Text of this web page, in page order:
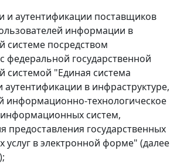
и аутентификации поставщиков
информации в
посредством
федеральной государственной
"Единая система
в инфраструктуре,
информационно-технологическое
систем,
предоставления государственных
услуг в электронной форме" (далее